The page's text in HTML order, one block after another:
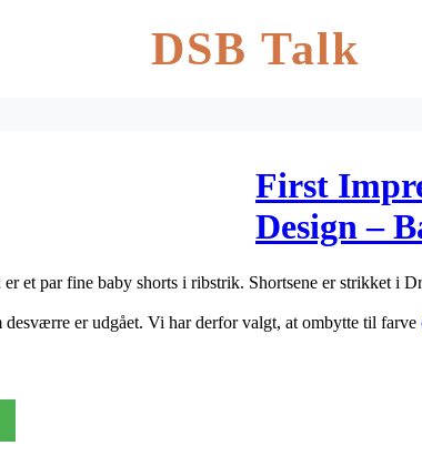
DSB Talk
First
Design –
et par fine baby shorts i ribstrik. Shortsene er strikket i
er udgået. Vi har derfor valgt, at ombytte til farve